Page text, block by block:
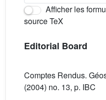
Afficher les
source TeX
Editorial Board
Comptes Rendus.
(2004) no. 13, p. IBC